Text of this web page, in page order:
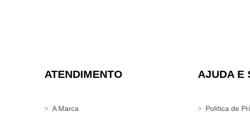
ATENDIMENTO
A Marca
AJUDA E
Política de